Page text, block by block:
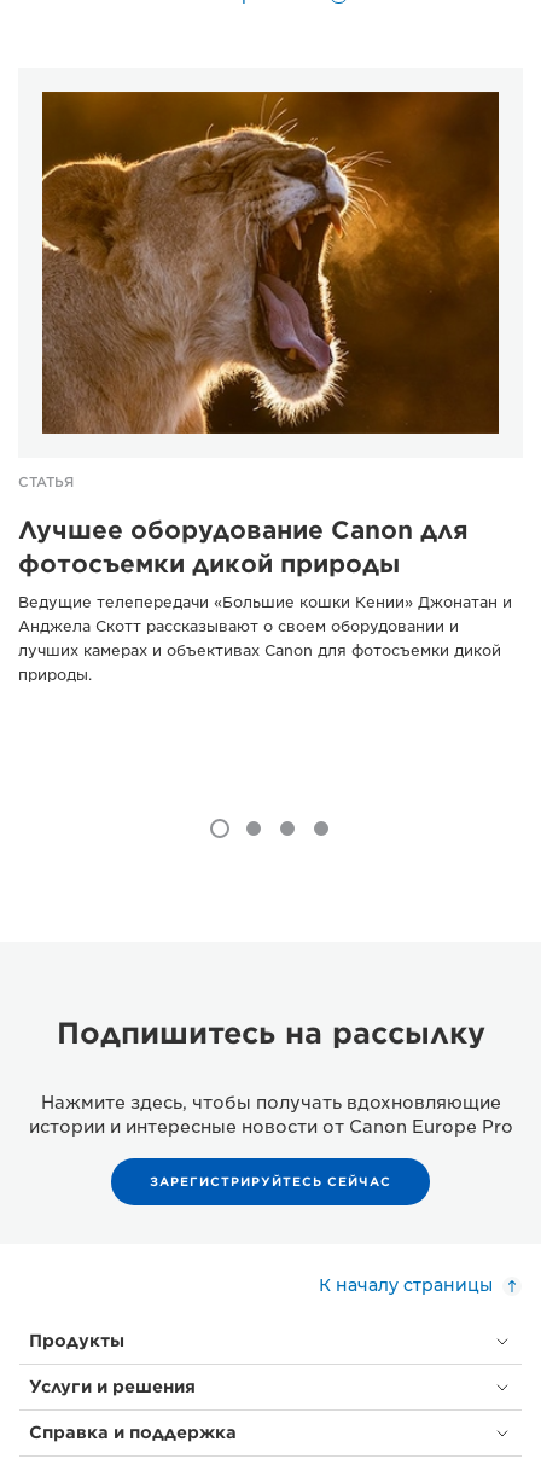
СТАТЬЯ
Лучшее оборудование Canon для
фотосъемки дикой природы
Ведущие телепередачи «Большие кошки Кении» Джонатан и
Анджела Скотт рассказывают о своем оборудовании и
лучших камерах и объективах Canon для фотосъемки дикой
природы.
Подпишитесь на рассылку
Нажмите здесь, чтобы получать вдохновляющие
истории и интересные новости от Canon Europe Pro
ЗАРЕГИСТРИРУЙТЕСЬ СЕЙЧАС
К началу страницы
Продукты
Услуги и решения
Справка и поддержка